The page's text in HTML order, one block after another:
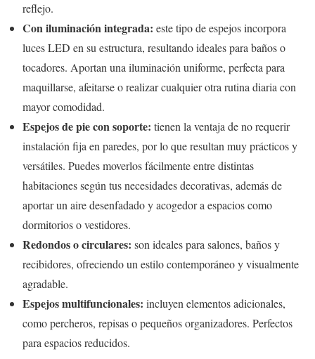
reflejo.
Con iluminación integrada: este tipo de espejos incorpora
luces LED en su estructura, resultando ideales para baños o
tocadores. Aportan una iluminación uniforme, perfecta para
maquillarse, afeitarse o realizar cualquier otra rutina diaria con
mayor comodidad.
Espejos de pie con soporte: tienen la ventaja de no requerir
instalación fija en paredes, por lo que resultan muy prácticos y
versátiles. Puedes moverlos fácilmente entre distintas
habitaciones según tus necesidades decorativas, además de
aportar un aire desenfadado y acogedor a espacios como
dormitorios o vestidores.
Redondos o circulares: son ideales para salones, baños y
recibidores, ofreciendo un estilo contemporáneo y visualmente
agradable.
Espejos multifuncionales: incluyen elementos adicionales,
como percheros, repisas o pequeños organizadores. Perfectos
para espacios reducidos.